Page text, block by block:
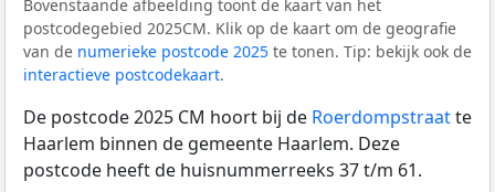
Bovenstaande afbeelding toont de kaart van het
postcodegebied 2025CM. Klik op de kaart om de geografie
van de numerieke postcode 2025 te tonen. Tip: bekijk ook de
interactieve postcodekaart.
De postcode 2025 CM hoort bij de Roerdompstraatte
Haarlem binnen de gemeente Haarlem. Deze
postcode heeft de huisnummerreeks 37 t/m 61.